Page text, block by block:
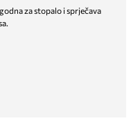
za stopalo i sprječava